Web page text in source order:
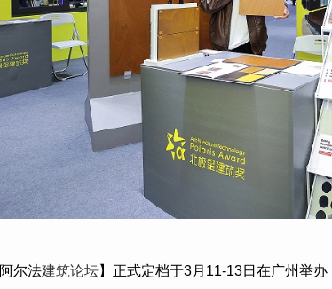
阿尔法建筑论坛】正式定档于3月 11-13日在广州举